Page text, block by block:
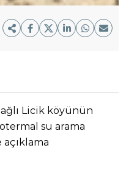
Licik köyünün
su arama
açıklama